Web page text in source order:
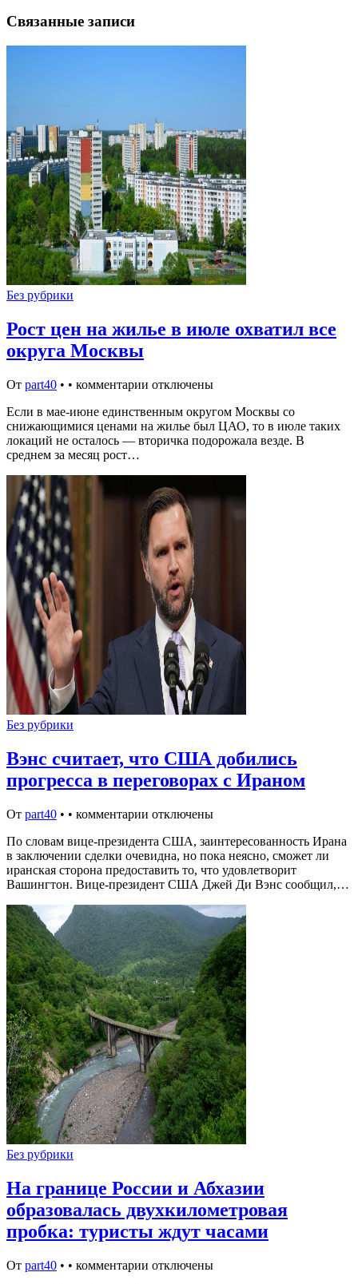
Связанные записи
Без рубрики
Рост цен на жилье в июле охватил все
округа Москвы
От part40 • • комментарии отключены
Если в мае-июне единственным округом Москвы со
снижающимися ценами на жилье был ЦАО, то в июле таких
локаций не осталось — вторичка подорожала везде. В
среднем за месяц рост…
Без рубрики
Вэнс считает, что США добились
прогресса в переговорах с Ираном
От part40 • • комментарии отключены
По словам вице-президента США, заинтересованность Ирана
в заключении сделки очевидна, но пока неясно, сможет ли
иранская сторона предоставить то, что удовлетворит
Вашингтон. Вице-президент США Джей Ди Вэнс сообщил,…
Без рубрики
На границе России и Абхазии
образовалась двухкилометровая
пробка: туристы ждут часами
От part40 • • комментарии отключены